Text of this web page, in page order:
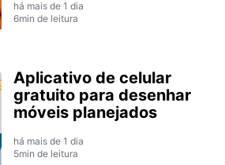
há mais de 1 dia
6min de leitura
Aplicativo de celular
gratuito para desenhar
móveis planejados
há mais de 1 dia
5min de leitura